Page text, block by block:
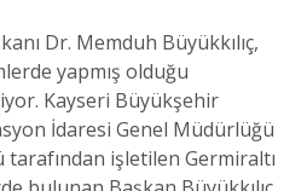
Dr. Memduh Büyükkılıç,
yapmış olduğu
Kayseri Büyükşehir
İdaresi Genel Müdürlüğü
tarafından işletilen Germiraltı